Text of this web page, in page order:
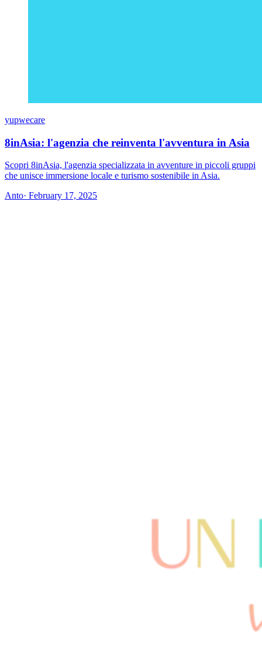
yupwecare
8inAsia: l'agenzia che reinventa l'avventura in Asia
Scopri 8inAsia, l'agenzia specializzata in avventure in piccoli gruppi
che unisce immersione locale e turismo sostenibile in Asia.
Anto· February 17, 2025